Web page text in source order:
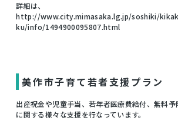
詳細は、
http://www.city.mimasaka.lg.jp/soshiki/
ku/info/1494900095807.html
美作市子育て若者支援プラン
出産祝金や児童手当、若年者医療費給付、無料予
に関する様々な支援を行なっています。